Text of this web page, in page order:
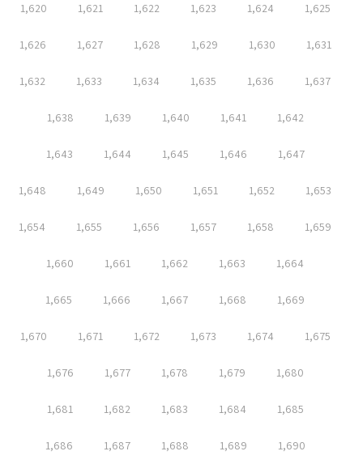
1,620 1,621 1,622 1,623 1,624 1,625
1,626 1,627 1,628 1,629 1,630 1,631
1,632 1,633 1,634 1,635 1,636 1,637
1,638 1,639 1,640 1,641 1,642
1,643 1,644 1,645 1,646 1,647
1,648 1,649 1,650 1,651 1,652 1,653
1,654 1,655 1,656 1,657 1,658 1,659
1,660 1,661 1,662 1,663 1,664
1,665 1,666 1,667 1,668 1,669
1,670 1,671 1,672 1,673 1,674 1,675
1,676 1,677 1,678 1,679 1,680
1,681 1,682 1,683 1,684 1,685
1,686 1,687 1,688 1,689 1,690